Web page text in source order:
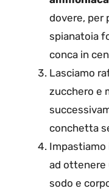
dovere, per
spianatoia
conca in
Lasciamo
zucchero e
conchetta
ad ottenere
sodo e